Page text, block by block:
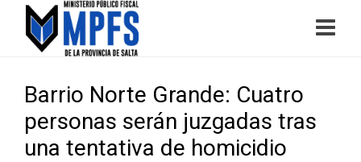
Barrio Norte Grande: Cuatro
personas serán juzgadas tras
una tentativa de homicidio